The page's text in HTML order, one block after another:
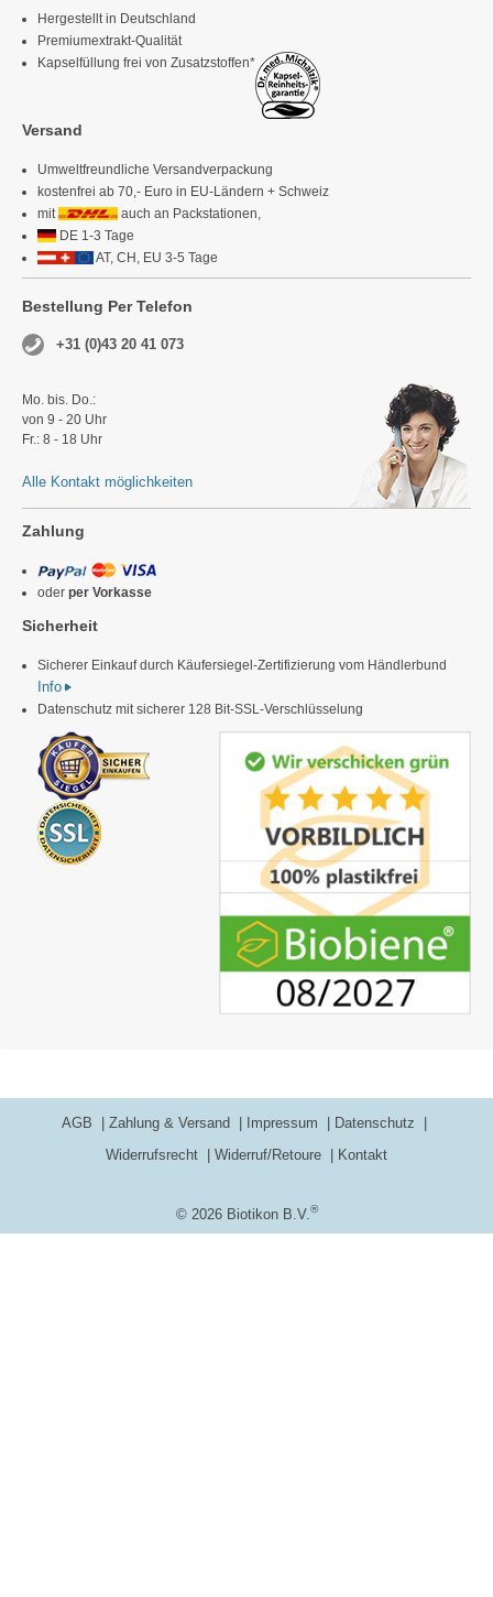
Hergestellt in Deutschland
Premiumextrakt-Qualität
Kapselfüllung frei von Zusatzstoffen*
Versand
Umweltfreundliche Versandverpackung
kostenfrei ab 70,- Euro in EU-Ländern + Schweiz
mit
auch an Packstationen,
DE 1-3 Tage
AT, CH, EU 3-5 Tage
Bestellung Per Telefon
+31 (0)43 20 41 073
Mo. bis. Do.:
von 9 - 20 Uhr
Fr.: 8 - 18 Uhr
Alle Kontakt möglichkeiten
Zahlung
oder per Vorkasse
Sicherheit
Sicherer Einkauf durch Käufersiegel-Zertifizierung vom Händlerbund
Info
Datenschutz mit sicherer 128 Bit-SSL-Verschlüsselung
© 2026 Biotikon B.V.®
AGB Zahlung & Versand Impressum
Datenschutz
Widerrufsrecht
Widerruf/Retoure Kontakt